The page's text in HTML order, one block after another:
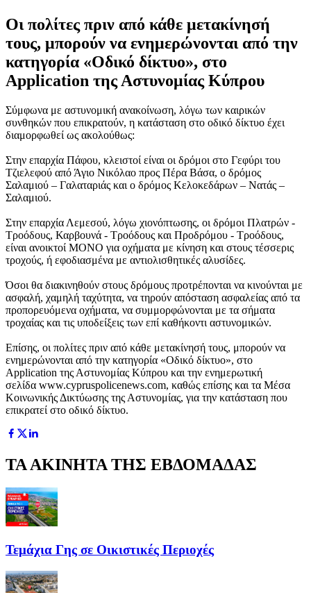
Oι πολίτες πριν από κάθε μετακίνησή
τους, μπορούν να ενημερώνονται από την
κατηγορία «Οδικό δίκτυο», στο
Application της Αστυνομίας Κύπρου
Σύμφωνα με αστυνομική ανακοίνωση, λόγω των καιρικών
συνθηκών που επικρατούν, η κατάσταση στο οδικό δίκτυο έχει
διαμορφωθεί ως ακολούθως:
Στην επαρχία Πάφου, κλειστοί είναι οι δρόμοι στο Γεφύρι του
Τζιελεφού από Άγιο Νικόλαο προς Πέρα Βάσα, ο δρόμος
Σαλαμιού – Γαλαταριάς και ο δρόμος Κελοκεδάρων – Νατάς –
Σαλαμιού.
Στην επαρχία Λεμεσού, λόγω χιονόπτωσης, οι δρόμοι Πλατρών -
Τροόδους, Καρβουνά - Τροόδους και Προδρόμου - Τροόδους,
είναι ανοικτοί ΜΟΝΟ για οχήματα με κίνηση και στους τέσσερις
τροχούς, ή εφοδιασμένα με αντιολισθητικές αλυσίδες.
Όσοι θα διακινηθούν στους δρόμους προτρέπονται να κινούνται με
ασφαλή, χαμηλή ταχύτητα, να τηρούν απόσταση ασφαλείας από τα
προπορευόμενα οχήματα, να συμμορφώνονται με τα σήματα
τροχαίας και τις υποδείξεις των επί καθήκοντι αστυνομικών.
Επίσης, οι πολίτες πριν από κάθε μετακίνησή τους, μπορούν να
ενημερώνονται από την κατηγορία «Οδικό δίκτυο», στο
Application της Αστυνομίας Κύπρου και την ενημερωτική
σελίδα www.cypruspolicenews.com, καθώς επίσης και τα Μέσα
Κοινωνικής Δικτύωσης της Αστυνομίας, για την κατάσταση που
επικρατεί στο οδικό δίκτυο.
ΤΑ ΑΚΙΝΗΤΑ ΤΗΣ ΕΒΔΟΜΑΔΑΣ
Τεμάχια Γης σε Οικιστικές Περιοχές